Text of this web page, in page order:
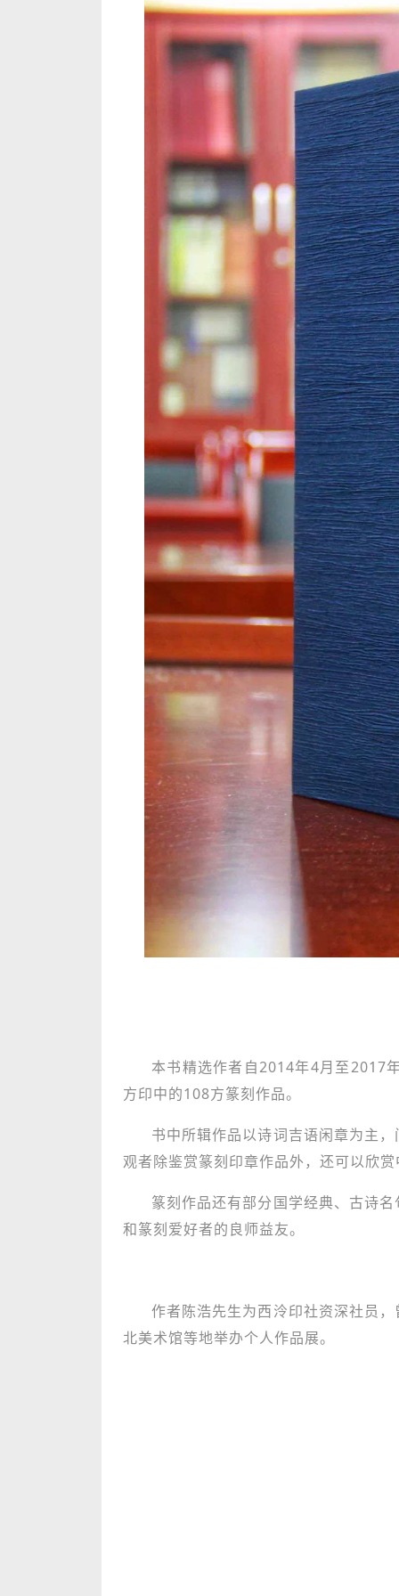
本书精选作者自2014年4月至2017
方印中的108方篆刻作品。
书中所辑作品以诗词吉语闲章为主
观者除鉴赏篆刻印章作品外，还可以欣
篆刻作品还有部分国学经典、古诗
和篆刻爱好者的良师益友。
作者陈浩先生为西泠印社资深社员
北美术馆等地举办个人作品展。